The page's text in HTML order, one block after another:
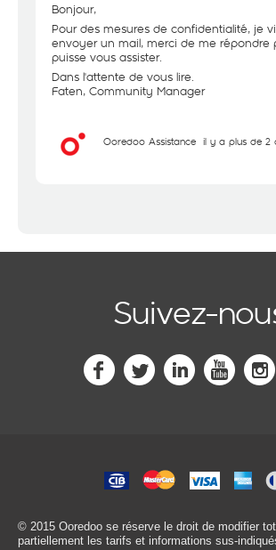
Bonjour,
Pour des mesures de confidentialité, je
envoyer un mail, merci de me répondre
puisse vous assister.
Dans l'attente de vous lire.
Faten, Community Manager
Ooredoo Assistance il y a plus de 2
Suivez-
© 2015 Ooredoo se réserve le droit de modifier
partiellement les tarifs et informations sus-